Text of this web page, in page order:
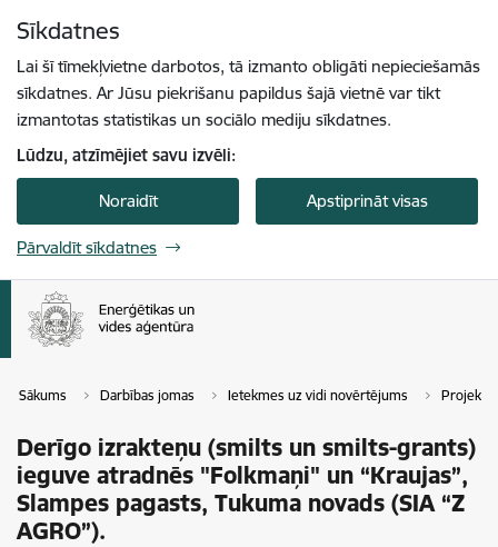
Sīkdatnes
Lai šī tīmekļvietne darbotos, tā izmanto obligāti nepieciešamās
sīkdatnes. Ar Jūsu piekrišanu papildus šajā vietnē var tikt
izmantotas statistikas un sociālo mediju sīkdatnes.
Lūdzu, atzīmējiet savu izvēli:
Noraidīt Apstiprināt visas
Pārvaldīt sīkdatnes
Sākums Darbības jomas Ietekmes uz vidi novērtējums Projekti
Derīgo izrakteņu (smilts un smilts-grants)
ieguve atradnēs "Folkmaņi" un “Kraujas”,
Slampes pagasts, Tukuma novads (SIA “Z
AGRO”).